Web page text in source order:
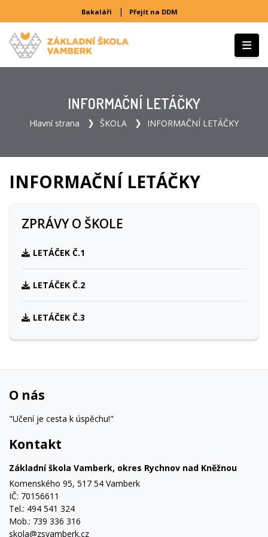
Bakaláři | Přejít na DDM
INFORMAČNÍ LETÁČKY
Hlavní strana ŠKOLA INFORMAČNÍ LETÁČKY
INFORMAČNÍ LETÁČKY
ZPRÁVY O ŠKOLE
LETÁČEK Č.1
LETÁČEK Č.2
LETÁČEK Č.3
O nás
"Učení je cesta k úspěchu!"
Kontakt
Základní škola Vamberk, okres Rychnov nad Kněžnou
Komenského 95, 517 54 Vamberk
IČ: 70156611
Tel.: 494 541 324
Mob.: 739 336 316
skola@zsvamberk.cz